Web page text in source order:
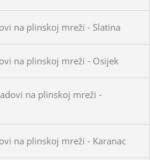
na plinskoj mreži - Slatina
na plinskoj mreži - Osijek
na plinskoj mreži -
na plinskoj mreži - Karanac